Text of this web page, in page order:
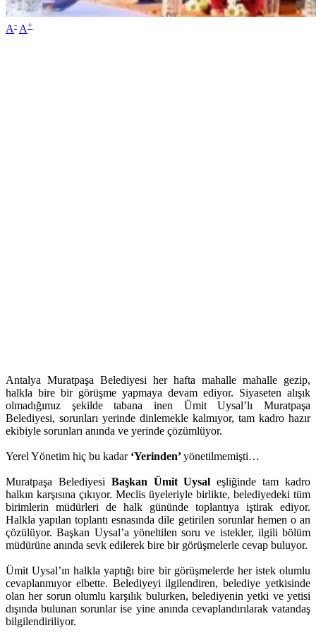
A- A+
Antalya Muratpaşa Belediyesi her hafta mahalle mahalle gezip,
halkla bire bir görüşme yapmaya devam ediyor. Siyaseten alışık
olmadığımız şekilde tabana inen Ümit Uysal’lı Muratpaşa
Belediyesi, sorunları yerinde dinlemekle kalmıyor, tam kadro hazır
ekibiyle sorunları anında ve yerinde çözümlüyor.
Yerel Yönetim hiç bu kadar ‘Yerinden’yönetilmemişti…
Muratpaşa Belediyesi Başkan Ümit Uysaleşliğinde tam kadro
halkın karşısına çıkıyor. Meclis üyeleriyle birlikte, belediyedeki tüm
birimlerin müdürleri de halk gününde toplantıya iştirak ediyor.
Halkla yapılan toplantı esnasında dile getirilen sorunlar hemen o an
çözülüyor. Başkan Uysal’a yöneltilen soru ve istekler, ilgili bölüm
müdürüne anında sevk edilerek bire bir görüşmelerle cevap buluyor.
Ümit Uysal’ın halkla yaptığı bire bir görüşmelerde her istek olumlu
cevaplanmıyor elbette. Belediyeyi ilgilendiren, belediye yetkisinde
olan her sorun olumlu karşılık bulurken, belediyenin yetki ve yetisi
dışında bulunan sorunlar ise yine anında cevaplandırılarak vatandaş
bilgilendiriliyor.